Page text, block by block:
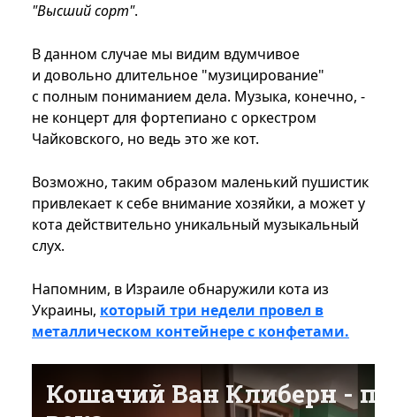
"Высший сорт".
В данном случае мы видим вдумчивое
и довольно длительное "музицирование"
с полным пониманием дела. Музыка, конечно, -
не концерт для фортепиано с оркестром
Чайковского, но ведь это же кот.
Возможно, таким образом маленький пушистик
привлекает к себе внимание хозяйки, а может у
кота действительно уникальный музыкальный
слух.
Напомним, в Израиле обнаружили кота из
Украины, который три недели провел в
металлическом контейнере с конфетами.